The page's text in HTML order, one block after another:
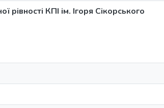
рівності КПІ ім. Ігоря Сікорського